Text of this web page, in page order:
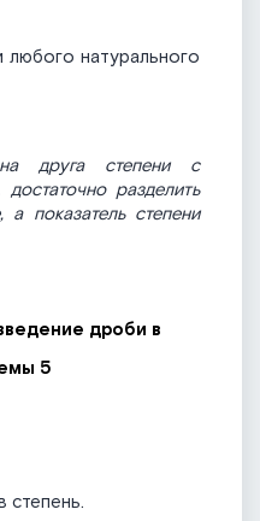
любого натурального
друга степени с
разделить
показатель степени
дроби в
5
степень.